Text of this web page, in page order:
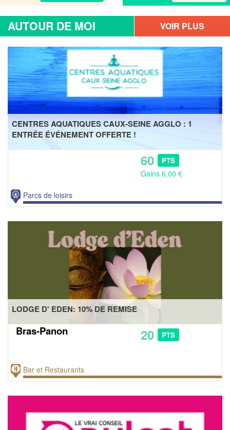
AUTOUR DE MOI
VOIR PLUS
D'OFFRES
CENTRES AQUATIQUES CAUX-SEINE AGGLO : 1
ENTRÉE ÉVÉNEMENT OFFERTE !
60 PTS
Gains 6,00 €
Parcs de loisirs
LODGE D' EDEN: 10% DE REMISE
Bras-Panon 20 PTS
Bar et Restaurants